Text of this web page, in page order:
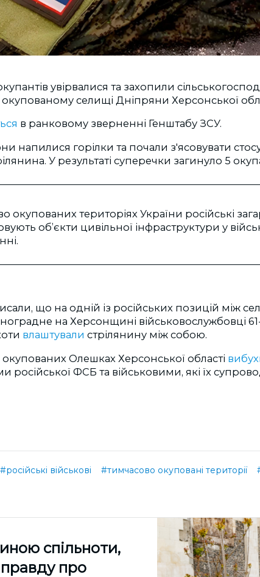
увірвалися та захопили
селищі Дніпряни Херсонської
в ранковому зверненні Генштабу ЗСУ.
напилися горілки та почали з'ясовувати
У результаті суперечки загинуло 5
окупованих територіях України російські
об’єкти цивільної інфраструктури у
що на одній із російських позицій між
на Херсонщині військовослужбовці
влаштували стрілянину між собою.
Олешках Херсонської області
російської ФСБ та військовими, які їх
#російські військові #тимчасово окуповані території
спільноти,
правду про